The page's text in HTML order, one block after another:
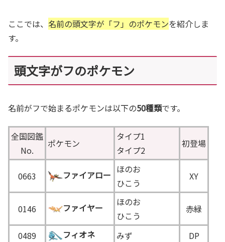
ここでは、 名前の頭文字が「フ」のポケモンを紹介しま
す。
頭文字がフのポケモン
名前がフで始まるポケモンは以下の50種類です。
全国図鑑
No.
ポケモン
タイプ1
タイプ2
初登場
0663 ファイアローほのお
ひこう
XY
0146 ファイヤー
ほのお
ひこう
赤緑
0489 フィオネ みず
DP